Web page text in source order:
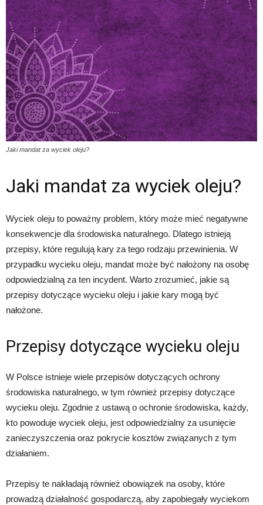
Jaki mandat za wyciek oleju?
Jaki mandat za wyciek oleju?
Wyciek oleju to poważny problem, który może mieć negatywne
konsekwencje dla środowiska naturalnego. Dlatego istnieją
przepisy, które regulują kary za tego rodzaju przewinienia. W
przypadku wycieku oleju, mandat może być nałożony na osobę
odpowiedzialną za ten incydent. Warto zrozumieć, jakie są
przepisy dotyczące wycieku oleju i jakie kary mogą być
nałożone.
Przepisy dotyczące wycieku oleju
W Polsce istnieje wiele przepisów dotyczących ochrony
środowiska naturalnego, w tym również przepisy dotyczące
wycieku oleju. Zgodnie z ustawą o ochronie środowiska, każdy,
kto powoduje wyciek oleju, jest odpowiedzialny za usunięcie
zanieczyszczenia oraz pokrycie kosztów związanych z tym
działaniem.
Przepisy te nakładają również obowiązek na osoby, które
prowadzą działalność gospodarczą, aby zapobiegały wyciekom